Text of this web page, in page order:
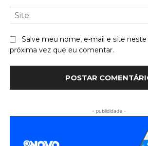
Salve meu nome, e-mail e site neste
próxima vez que eu comentar.
- publididade -